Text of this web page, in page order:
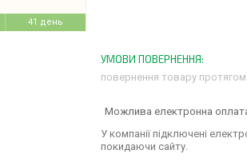
41 день
повернення товару протягом
У компанії підключені
покидаючи сайту.